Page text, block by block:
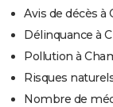
Avis de décès à
Délinquance à
Pollution à
Risques
Nombre de